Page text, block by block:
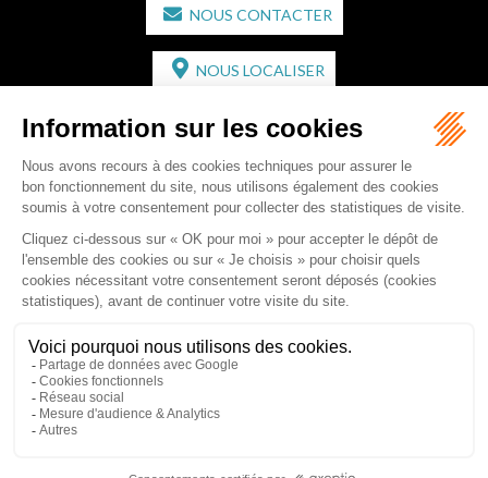
NOUS CONTACTER
NOUS LOCALISER
CABINET SECONDAIRE
2 bis Avenue de l'Europe
33350 ST MAGNE-DE-CASTILLON
Tél :05 57 55 87 30 - Fax : 05 57 51 73 64
Email :gaucher-piola@gaucher-piola-avocat.fr
NOUS CONTACTER
NOUS LOCALISER
Honoraires Plan du site Mentions légales